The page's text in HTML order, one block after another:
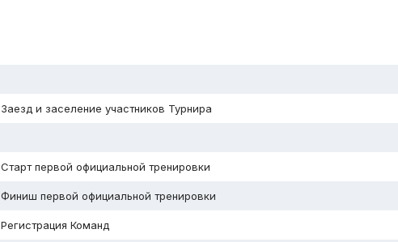
Заезд и заселение участников Турнира
Старт первой официальной тренировки
Финиш первой официальной тренировки
Регистрация Команд